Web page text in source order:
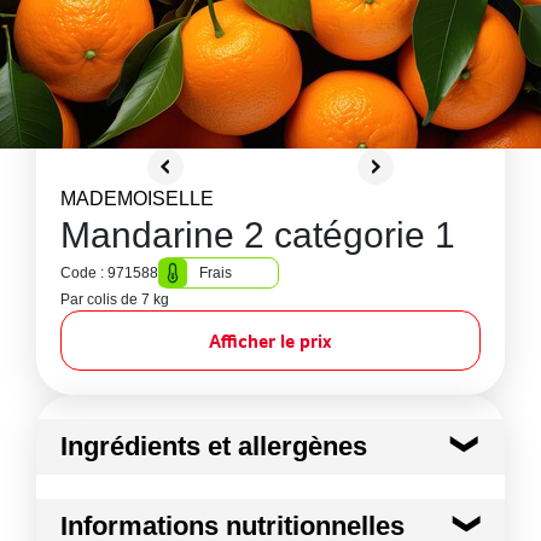
MADEMOISELLE
Mandarine 2 catégorie 1
Code : 971588
Frais
Par colis de 7 kg
Afficher le prix
Ingrédients et allergènes
Mandarine
Informations nutritionnelles